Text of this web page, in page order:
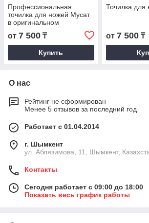
Профессиональная
точилка для ножей Мусат
в оригинальном
исполнении
от 7 500 ₸
Купить
Точилка для
от 7 500₸
О нас
Рейтинг не сформирован
Менее 5 отзывов за последний год
Работает с 01.04.2014
г. Шымкент
ул. Аблязимова, 11, Шымкент,
Контакты
Сегодня работает с 09:00 до 18:00
Показать весь график работы